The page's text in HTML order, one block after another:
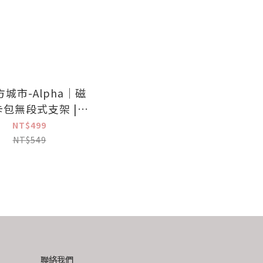
城市-Alpha｜磁
包無段式支架 |
【正版授權】
NT$499
NT$549
聯絡我們